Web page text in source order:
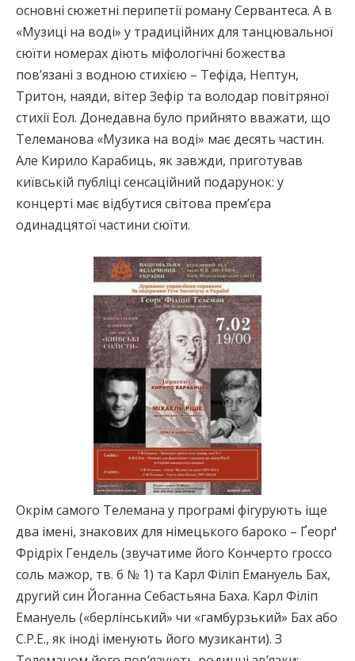
основні сюжетні перипетії роману Сервантеса. А в
«Музиці на воді» у традиційних для танцювальної
сюїти номерах діють міфологічні божества
пов’язані з водною стихією – Тефіда, Нептун,
Тритон, наяди, вітер Зефір та володар повітряної
стихії Еол. Донедавна було прийнято вважати, що
Телеманова «Музика на воді» має десять частин.
Але Кирило Карабиць, як завжди, приготував
київській публіці сенсаційний подарунок: у
концерті має відбутися світова прем’єра
одинадцятої частини сюїти.
Окрім самого Телемана у програмі фігурують іще
два імені, знакових для німецького бароко – Ґеорґ
Фрідріх Гендель (звучатиме його Кончерто гроссо
соль мажор, тв. 6 № 1) та Карл Філіп Емануель Бах,
другий син Йоганна Себастьяна Баха. Карл Філіп
Емануель («берлінський» чи «гамбурзький» Бах або
C.P.E., як іноді іменують його музиканти). З